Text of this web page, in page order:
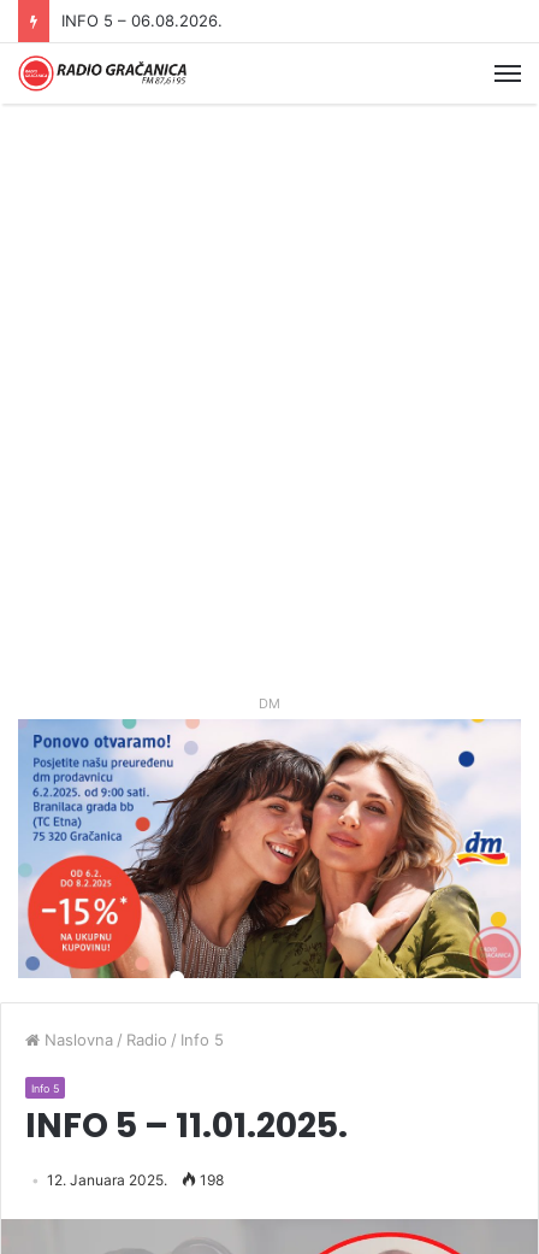
INFO 5 – 05.08.2026
DM
Naslovna / Radio / Info 5
Info 5
INFO 5 – 11.01.2025.
12. Januara 2025. 198